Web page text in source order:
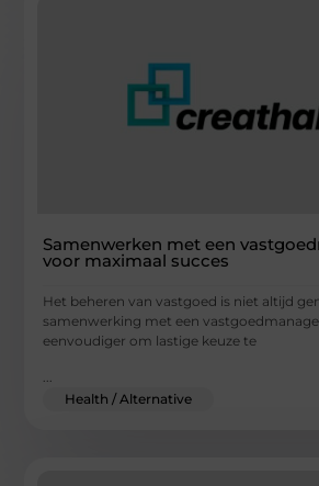
Samenwerken met een
voor maximaal succes
Het beheren van vastgoed is niet altijd
samenwerking met een
eenvoudiger om lastige keuze te
Health / Alternative